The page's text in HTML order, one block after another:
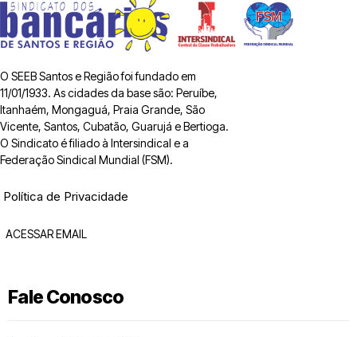
O SEEB Santos e Região foi fundado em
11/01/1933. As cidades da base são: Peruíbe,
Itanhaém, Mongaguá, Praia Grande, São
Vicente, Santos, Cubatão, Guarujá e Bertioga.
O Sindicato é filiado à Intersindical e a
Federação Sindical Mundial (FSM).
Política de Privacidade
ACESSAR EMAIL
Fale Conosco